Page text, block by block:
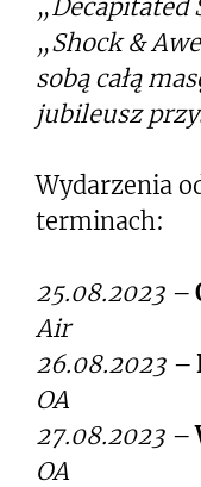
„Decapitated
„Shock &
sobą całą
jubileusz
Wydarzenia
terminach:
25.08.2023 –
Air
26.08.2023 –
OA
27.08.2023 –
OA